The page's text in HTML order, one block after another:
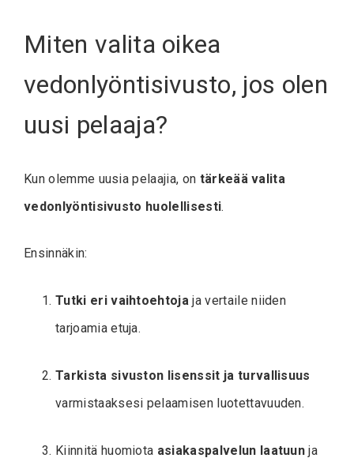
Miten valita oikea
vedonlyöntisivusto, jos olen
uusi pelaaja?
Kun olemme uusia pelaajia, on tärkeää valita
vedonlyöntisivusto huolellisesti.
Ensinnäkin:
Tutki eri vaihtoehtoja ja vertaile niiden
tarjoamia etuja.
Tarkista sivuston lisenssit ja turvallisuus
varmistaaksesi pelaamisen luotettavuuden.
Kiinnitä huomiota asiakaspalvelun laatuun ja